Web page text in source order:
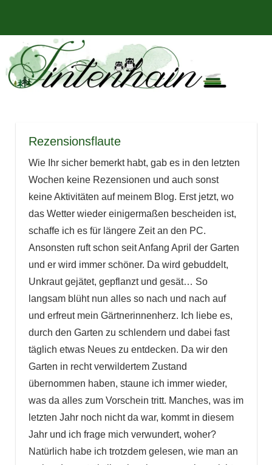
springen
Tintenhain
–
Der
Rezensionen
und
mehr
Rezensionsflaute
Wie Ihr sicher bemerkt habt, gab es in den letzten
Wochen keine Rezensionen und auch sonst
keine Aktivitäten auf meinem Blog. Erst jetzt, wo
das Wetter wieder einigermaßen bescheiden ist,
schaffe ich es für längere Zeit an den PC.
Ansonsten ruft schon seit Anfang April der Garten
und er wird immer schöner. Da wird gebuddelt,
Unkraut gejätet, gepflanzt und gesät… So
langsam blüht nun alles so nach und nach auf
und erfreut mein Gärtnerinnenherz. Ich liebe es,
durch den Garten zu schlendern und dabei fast
täglich etwas Neues zu entdecken. Da wir den
Garten in recht verwildertem Zustand
übernommen haben, staune ich immer wieder,
was da alles zum Vorschein tritt. Manches, was im
letzten Jahr noch nicht da war, kommt in diesem
Jahr und ich frage mich verwundert, woher?
Natürlich habe ich trotzdem gelesen, wie man an